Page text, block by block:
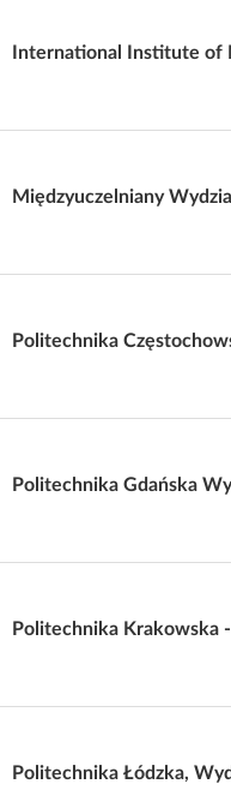
International Institute of
Międzyuczelniany
Politechnika
Politechnika Gdańska
Politechnika Krakowska
Politechnika Łódzka,